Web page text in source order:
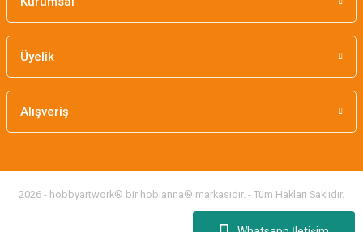
Üyelik
Alışveriş
2026 - hobbyartwork® bir hobianna® markasıdır. - Tüm Hakları Saklıdır.